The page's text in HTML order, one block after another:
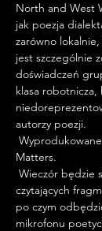
North and West
jak poezja
zarówno
jest szczególnie
doświadczeń
klasa robotnicza,
autorzy poezji.
Matters.
czytających
po czym
mikrofonu